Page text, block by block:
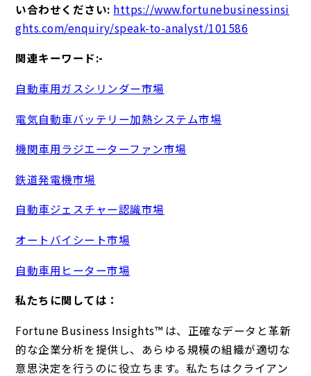
い合わせください: https://www.fortunebusinessinsi
ghts.com/enquiry/speak-to-analyst/101586
関連キーワード:-
自動車用ガスシリンダー市場
電気自動車バッテリー加熱システム市場
機関車用ラジエーターファン市場
鉄道発電機市場
自動車ジェスチャー認識市場
オートバイシート市場
自動車用ヒーター市場
私たちに関しては：
Fortune Business Insights™ は、正確なデータと革新
的な企業分析を提供し、あらゆる規模の組織が適切な
意思決定を行うのに役立ちます。私たちはクライアン